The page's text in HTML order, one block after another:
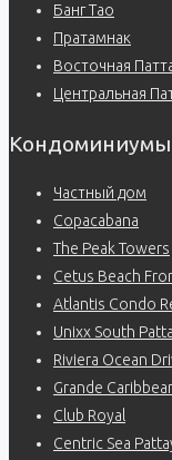
Банг Тао
Пратамнак
Восточная
Центральная
Кондоминиумы
Частный дом
Copacabana
The Peak Towers
Cetus Beach
Atlantis Condo
Unixx South
Riviera Ocean
Grande
Club Royal
Centric Sea